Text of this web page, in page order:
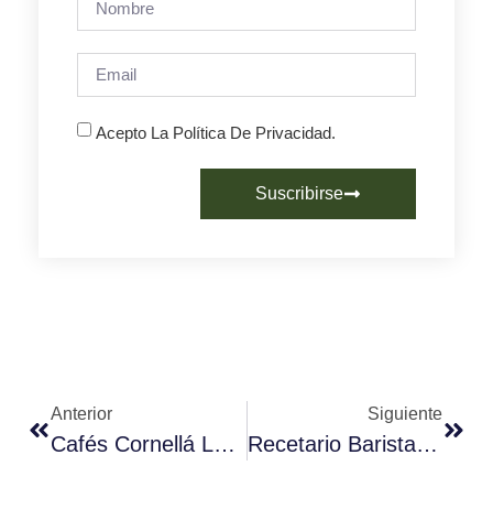
Acepto La Política De Privacidad.
Suscribirse
Anterior
Cafés Cornellá Lanza Al Mercado La Nueva Cápsula De 8g APOLO
Siguiente
Recetario Barista – SORBOS DE PAPARAJOTE